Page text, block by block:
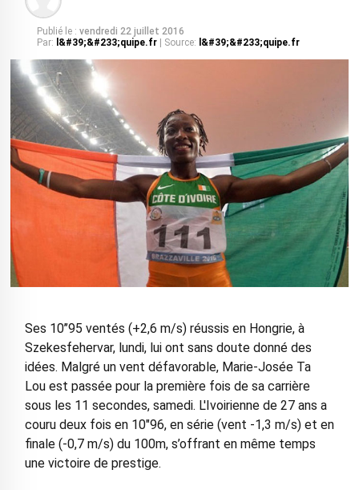
Publié le : vendredi 22 juillet 2016
Par: l&#39;&#233;quipe.fr | Source: l&#39;&#233;quipe.fr
Ses 10’’95 ventés (+2,6 m/s) réussis en Hongrie, à
Szekesfehervar, lundi, lui ont sans doute donné des
idées. Malgré un vent défavorable, Marie-Josée Ta
Lou est passée pour la première fois de sa carrière
sous les 11 secondes, samedi. L'Ivoirienne de 27 ans a
couru deux fois en 10"96, en série (vent -1,3 m/s) et en
finale (-0,7 m/s) du 100m, s’offrant en même temps
une victoire de prestige.